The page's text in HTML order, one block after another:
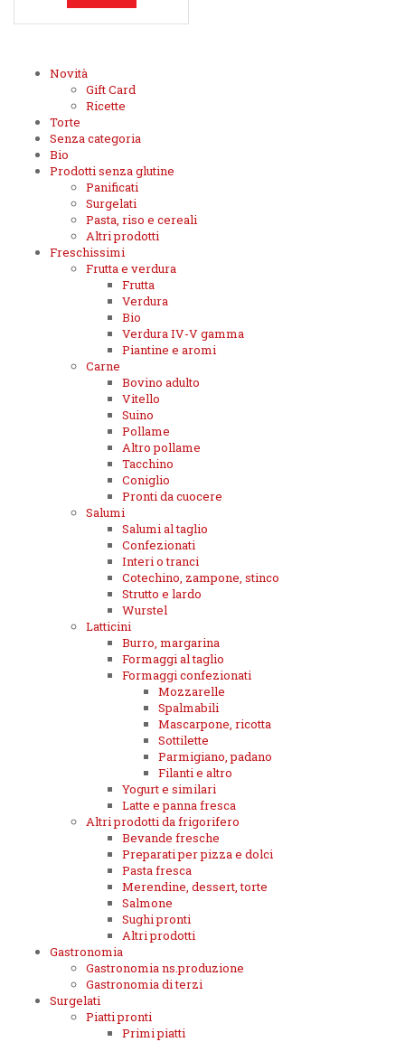
Novità
Gift Card
Ricette
Torte
Senza categoria
Bio
Prodotti senza glutine
Panificati
Surgelati
Pasta, riso e cereali
Altri prodotti
Freschissimi
Frutta e verdura
Frutta
Verdura
Bio
Verdura IV-V gamma
Piantine e aromi
Carne
Bovino adulto
Vitello
Suino
Pollame
Altro pollame
Tacchino
Coniglio
Pronti da cuocere
Salumi
Salumi al taglio
Confezionati
Interi o tranci
Cotechino, zampone, stinco
Strutto e lardo
Wurstel
Latticini
Burro, margarina
Formaggi al taglio
Formaggi confezionati
Mozzarelle
Spalmabili
Mascarpone, ricotta
Sottilette
Parmigiano, padano
Filanti e altro
Yogurt e similari
Latte e panna fresca
Altri prodotti da frigorifero
Bevande fresche
Preparati per pizza e dolci
Pasta fresca
Merendine, dessert, torte
Salmone
Sughi pronti
Altri prodotti
Gastronomia
Gastronomia ns.produzione
Gastronomia di terzi
Surgelati
Piatti pronti
Primi piatti